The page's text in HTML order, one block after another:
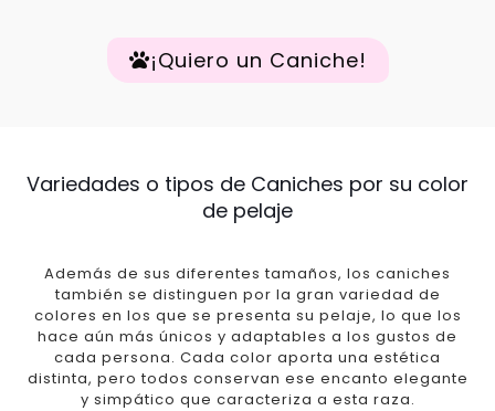
¡Quiero un Caniche!
Variedades o tipos de Caniches por su color
de pelaje
Además de sus diferentes tamaños, los caniches
también se distinguen por la gran variedad de
colores en los que se presenta su pelaje, lo que los
hace aún más únicos y adaptables a los gustos de
cada persona. Cada color aporta una estética
distinta, pero todos conservan ese encanto elegante
y simpático que caracteriza a esta raza.